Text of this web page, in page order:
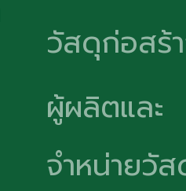
วัสดุก่อสร้
ผู้ผลิตและ
จำหน่ายวั